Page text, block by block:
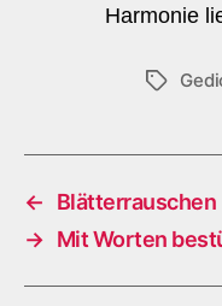
Harmonie
←
Blätterrauschen
→ Mit Worten